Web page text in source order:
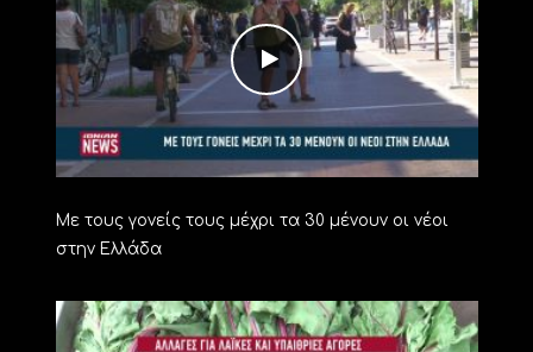
Με τους γονείς τους μέχρι τα 30 μένουν οι νέοι
στην Ελλάδα